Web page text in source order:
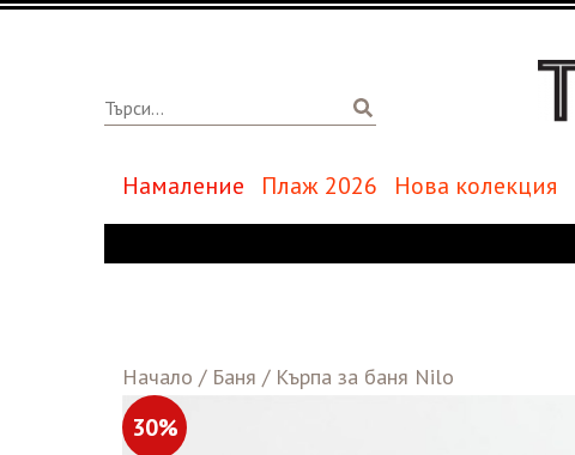
Намаление Плаж 2026 Нова колекция
Начало / Баня / Кърпа за баня Nilo
30%